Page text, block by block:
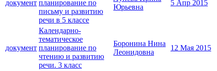
документ планирование по
письму и развитию
речи в 5 классе
Юрьевна
5 Апр 2015
документ
Календарно-
тематическое
планирование по
чтению и развитию
речи. 3 класс
Боронина Нина
Леонидовна
12 Мая 2015